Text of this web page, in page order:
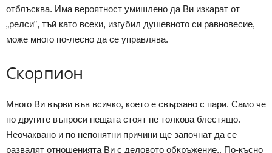
отблъсква. Има вероятност умишлено да Ви изкарат от
„релси”, тъй като всеки, изгубил душевното си равновесие,
може много по-лесно да се управлява.
Скорпион
Много Ви върви във всичко, което е свързано с пари. Само че
по другите въпроси нещата стоят не толкова блестящо.
Неочаквано и по непонятни причини ще започнат да се
развалят отношенията Ви с деловото обкръжение.. По-късно